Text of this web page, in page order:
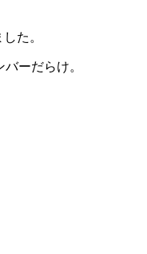
た。
ーだらけ。